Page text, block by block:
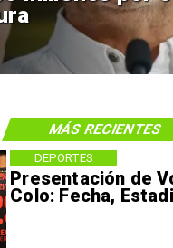
Presentación de
Colo: Fecha,
DEPORTES
MÁS RECIENTES